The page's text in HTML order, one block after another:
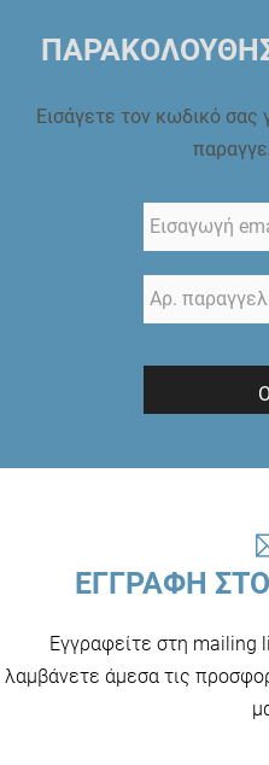
Εισάγετε τον κωδικό σας
ΕΓΓΡΑΦΗ ΣΤΟ
Εγγραφείτε στη mailing
λαμβάνετε άμεσα τις